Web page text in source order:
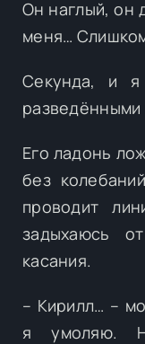
Он наглый, он
меня…
Секунда, и
разведёнными
Его ладонь
без
проводит
задыхаюсь
касания.
– Кирилл… –
я умоляю.